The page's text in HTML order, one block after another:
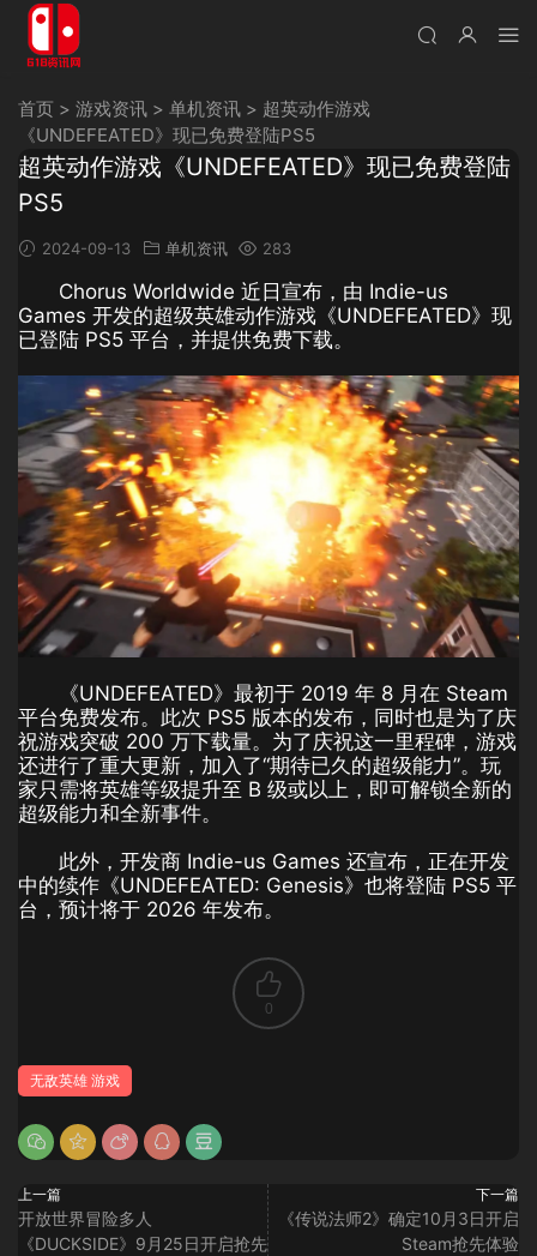
首页 > 游戏资讯 > 单机资讯 > 超英动作游戏
《UNDEFEATED》现已免费登陆PS5
超英动作游戏《UNDEFEATED》现已免费登陆
PS5
2024-09-13 单机资讯 283
Chorus Worldwide 近日宣布，由 Indie-us
Games 开发的超级英雄动作游戏《UNDEFEATED》现
已登陆 PS5 平台，并提供免费下载。
《UNDEFEATED》最初于 2019 年 8 月在 Steam
平台免费发布。此次 PS5 版本的发布，同时也是为了庆
祝游戏突破 200 万下载量。为了庆祝这一里程碑，游戏
还进行了重大更新，加入了“期待已久的超级能力”。玩
家只需将英雄等级提升至 B 级或以上，即可解锁全新的
超级能力和全新事件。
此外，开发商 Indie-us Games 还宣布，正在开发
中的续作《UNDEFEATED: Genesis》也将登陆 PS5 平
台，预计将于 2026 年发布。
0
无敌英雄 游戏
上一篇
开放世界冒险多人
《DUCKSIDE》9月25日开启抢先
下一篇
《传说法师2》确定10月3日开启
Steam抢先体验